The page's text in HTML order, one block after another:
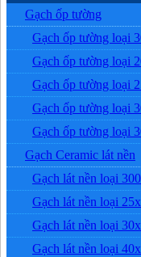
Gạch ốp tường
Gạch ốp tường loại
Gạch ốp tường loại
Gạch ốp tường loại
Gạch ốp tường loại
Gạch ốp tường loại
Gạch Ceramic lát nền
Gạch lát nền loại
Gạch lát nền loại
Gạch lát nền loại
Gạch lát nền loại